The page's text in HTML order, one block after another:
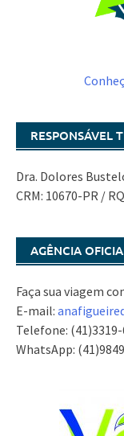
RESPONSÁVEL
Dra. Dolores
CRM: 10670-PR /
AGÊNCIA
Faça sua viagem
E-mail:
Telefone: (41)3319-
WhatsApp: